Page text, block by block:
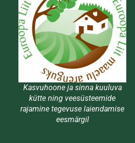
Kasvuhoone ja sinna kuuluva
kütte ning veesüsteemide
rajamine tegevuse laiendamise
eesmärgil